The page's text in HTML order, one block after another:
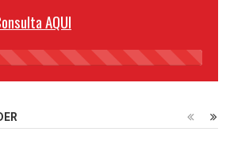
AQUI
45%